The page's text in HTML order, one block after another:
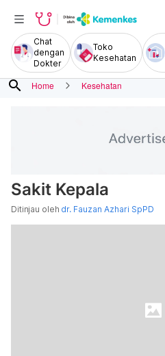
Chat
dengan
Dokter
Toko
Kesehatan
search Home Kesehatan
Sakit Kepala
Ditinjau oleh dr. Fauzan Azhari SpPD